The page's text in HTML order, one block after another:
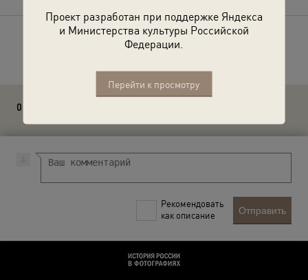
Проект разработан при поддержке Яндекса
и Министерства культуры Российской
Федерации.
Перейти к просмотру
Расскажите друзьям об этом фото
0 комментариев
Рекомендовать
как описание
Отправить